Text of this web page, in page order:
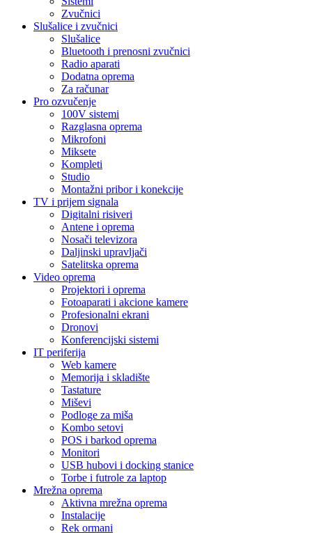
Zvučnici
Slušalice i zvučnici
Slušalice
Bluetooth i prenosni zvučnici
Radio aparati
Dodatna oprema
Za računar
Pro ozvučenje
100V sistemi
Razglasna oprema
Mikrofoni
Miksete
Kompleti
Studio
Montažni pribor i konekcije
TV i prijem signala
Digitalni risiveri
Antene i oprema
Nosači televizora
Daljinski upravljači
Satelitska oprema
Video oprema
Projektori i oprema
Fotoaparati i akcione kamere
Profesionalni ekrani
Dronovi
Konferencijski sistemi
IT periferija
Web kamere
Memorija i skladište
Tastature
Miševi
Podloge za miša
Kombo setovi
POS i barkod oprema
Monitori
USB hubovi i docking stanice
Torbe i futrole za laptop
Mrežna oprema
Aktivna mrežna oprema
Instalacije
Rek ormani